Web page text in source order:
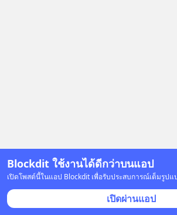
Blockdit ใช้งานได้ดีกว่าบนแอป
เปิดโพสต์นี้ในแอป Blockdit เพื่อรับประสบการณ์เต็มรูปแ
เปิดผ่านแอป